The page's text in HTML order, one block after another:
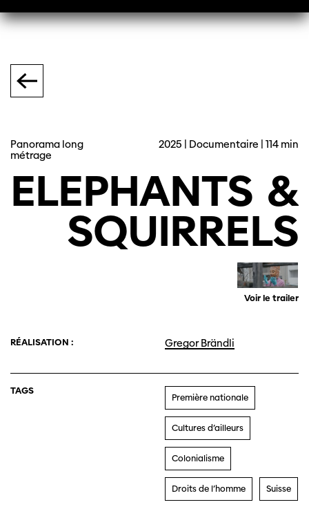
Panorama long
métrage
2025 | Documentaire | 114 min
ELEPHANTS &
SQUIRRELS
Voir le trailer
RÉALISATION : Gregor Brändli
TAGS
Première nationale
Cultures d’ailleurs
Colonialisme
Droits de l’homme Suisse